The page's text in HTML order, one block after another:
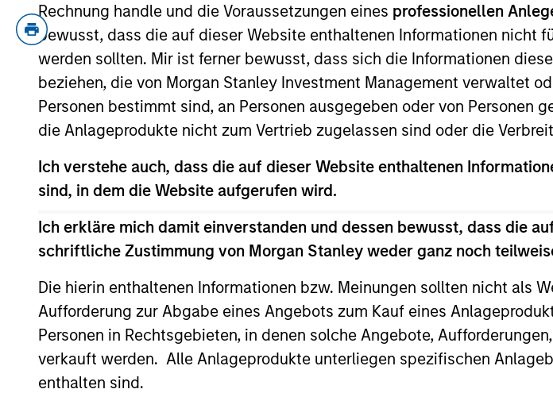
Rechnung handle und die Voraussetzungen eines professionellen
bewusst, dass die auf dieser Website enthaltenen Informationen nicht
werden sollten. Mir ist ferner bewusst, dass sich die Informationen
beziehen, die von Morgan Stanley Investment Management verwaltet
Personen bestimmt sind, an Personen ausgegeben oder von Personen
die Anlageprodukte nicht zum Vertrieb zugelassen sind oder die
Ich verstehe auch, dass die auf dieser Website enthaltenen
sind, in dem die Website aufgerufen wird.
Ich erkläre mich damit einverstanden und dessen bewusst, dass die
schriftliche Zustimmung von Morgan Stanley weder ganz noch
Die hierin enthaltenen Informationen bzw. Meinungen sollten nicht als
Aufforderung zur Abgabe eines Angebots zum Kauf eines
Personen in Rechtsgebieten, in denen solche Angebote,
verkauft werden. Alle Anlageprodukte unterliegen spezifischen
enthalten sind.
He began his career in the investment industry at Morgan Stanley in
analyst in the High Yield and Emerging Markets teams in both New York
He has been a member of the Broad Markets team since 2022.
in Government.
Team Insights
ARTICLE